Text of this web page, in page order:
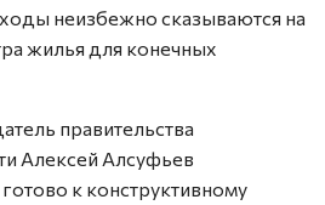
неизбежно сказываются на
жилья для конечных
правительства
Алексей Алсуфьев
к конструктивному